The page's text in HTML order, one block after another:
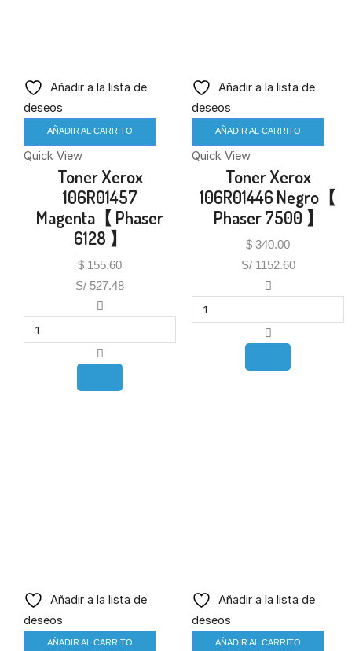
Añadir a la lista de
deseos
AÑADIR AL CARRITO
Quick View
Toner Xerox
106R01457
Magenta【 Phaser
6128 】
$ 155.60
S/ 527.48
Añadir a la lista de
deseos
AÑADIR AL CARRITO
Quick View
Toner Xerox
106R01446 Negro【
Phaser 7500 】
$ 340.00
S/ 1152.60
Añadir a la lista de
deseos
AÑADIR AL CARRITO
Añadir a la lista de
deseos
AÑADIR AL CARRITO